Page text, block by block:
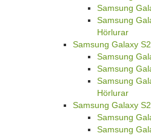
Samsung
Samsung
Hörlurar
Samsung Galaxy
Samsung
Samsung
Samsung
Hörlurar
Samsung Galaxy
Samsung
Samsung